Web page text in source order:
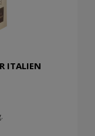
ITALIEN